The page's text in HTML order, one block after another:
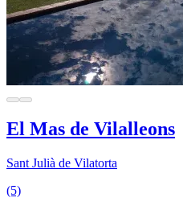
El Mas de Vilalleons
Sant Julià de Vilatorta
(5)